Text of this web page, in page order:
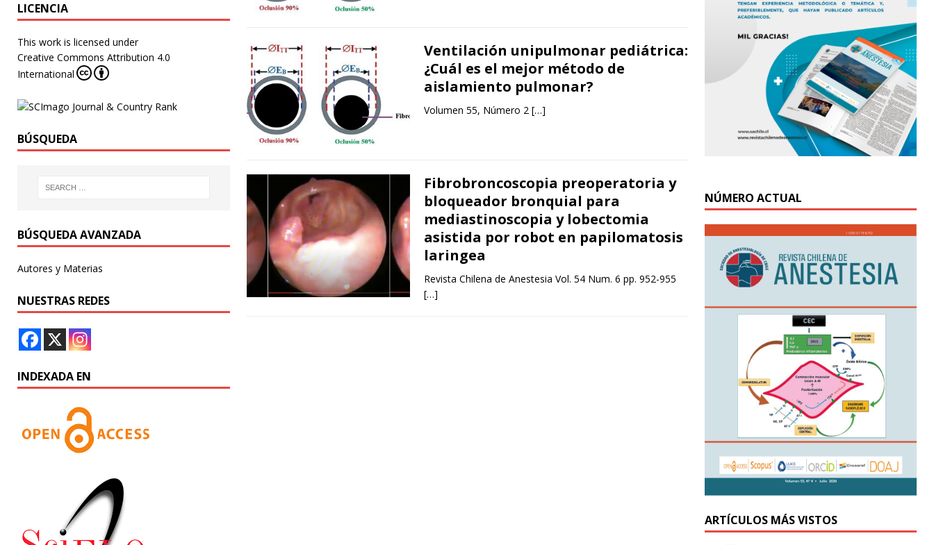
Ventilación unipulmonar pediátrica:
¿Cuál es el mejor método de
aislamiento pulmonar?
Volumen 55, Número 2 […]
Fibrobroncoscopia preoperatoria y
bloqueador bronquial para
mediastinoscopia y lobectomia
asistida por robot en papilomatosis
laringea
Revista Chilena de Anestesia Vol. 54 Num. 6 pp. 952-955
[…]
LICENCIA
This work is licensed under
Creative Commons Attribution 4.0
International
BÚSQUEDA
BÚSQUEDA AVANZADA
Autores y Materias
NUESTRAS REDES
INDEXADA EN
NÚMERO ACTUAL
ARTÍCULOS MÁS VISTOS